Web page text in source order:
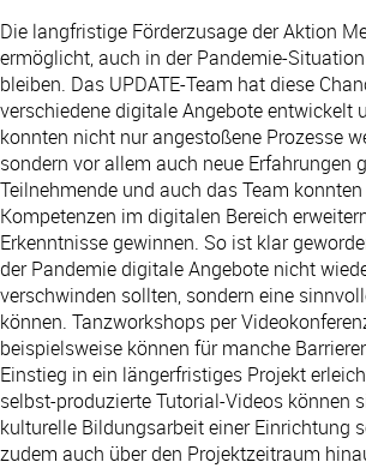
Die langfristige Förderzusage der Aktion
ermöglicht, auch in der Pandemie-
bleiben. Das UPDATE-Team hat diese
verschiedene digitale Angebote entwickelt
konnten nicht nur angestoßene Prozesse
sondern vor allem auch neue Erfahrungen
Teilnehmende und auch das Team
Kompetenzen im digitalen Bereich
Erkenntnisse gewinnen. So ist klar
der Pandemie digitale Angebote nicht
verschwinden sollten, sondern eine
können. Tanzworkshops per
beispielsweise können für manche
Einstieg in ein längerfristiges Projekt
selbst-produzierte Tutorial-Videos können
kulturelle Bildungsarbeit einer Einrichtung
zudem auch über den Projektzeitraum